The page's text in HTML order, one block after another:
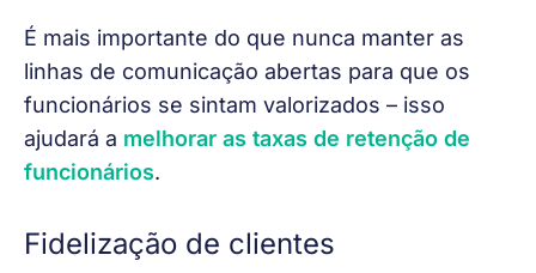
É mais importante do que nunca manter as
linhas de comunicação abertas para que os
funcionários se sintam valorizados – isso
ajudará a melhorar as taxas de retenção de
funcionários.
Fidelização de clientes